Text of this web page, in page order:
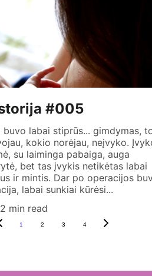
#005
buvo labai stiprūs... gimdymas,
kokio norėjau, neįvyko.
su laiminga pabaiga, auga
bet tas įvykis netikėtas labai
ir mintis. Dar po operacijos
labai sunkiai kūrėsi...
2 min read
1 2 3 4